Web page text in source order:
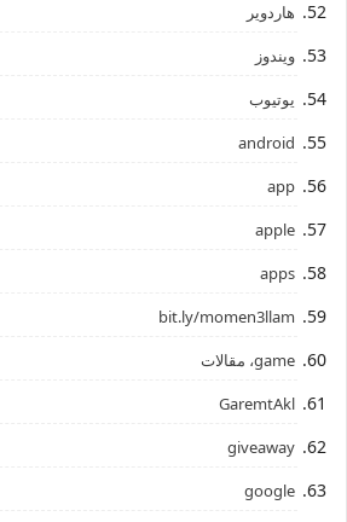
هاردوير
ويندوز
يوتيوب
android
app
apple
apps
bit.ly/momen3llam
game، مقالات
GaremtAkl
giveaway
google